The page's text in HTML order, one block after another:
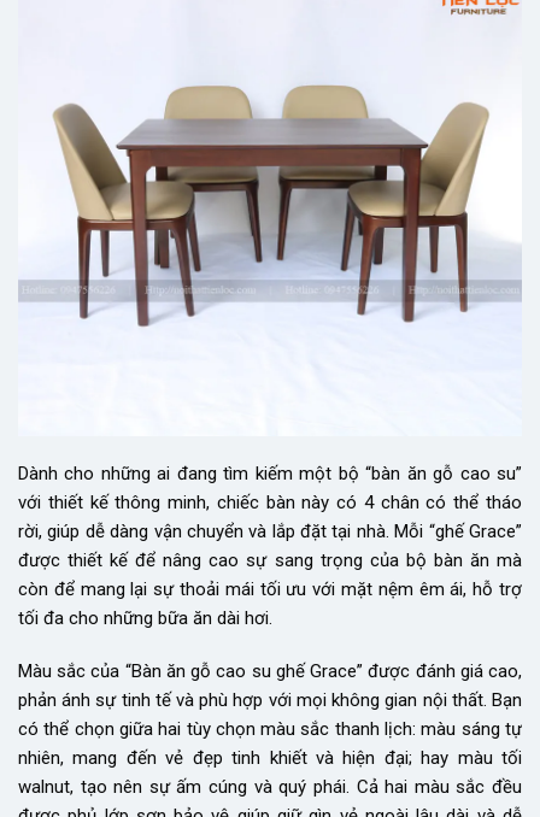
Dành cho những ai đang tìm kiếm một bộ “bàn ăn gỗ cao su”
với thiết kế thông minh, chiếc bàn này có 4 chân có thể tháo
rời, giúp dễ dàng vận chuyển và lắp đặt tại nhà. Mỗi “ghế Grace”
được thiết kế để nâng cao sự sang trọng của bộ bàn ăn mà
còn để mang lại sự thoải mái tối ưu với mặt nệm êm ái, hỗ trợ
tối đa cho những bữa ăn dài hơi.
Màu sắc của “Bàn ăn gỗ cao su ghế Grace” được đánh giá cao,
phản ánh sự tinh tế và phù hợp với mọi không gian nội thất. Bạn
có thể chọn giữa hai tùy chọn màu sắc thanh lịch: màu sáng tự
nhiên, mang đến vẻ đẹp tinh khiết và hiện đại; hay màu tối
walnut, tạo nên sự ấm cúng và quý phái. Cả hai màu sắc đều